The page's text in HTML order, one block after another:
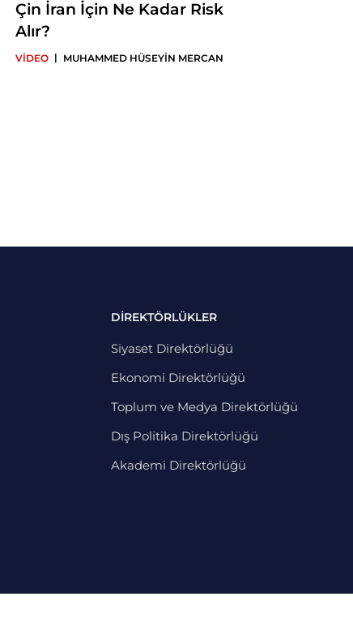
Çin İran İçin Ne Kadar Risk
Alır?
VİDEO | MUHAMMED HÜSEYİN MERCAN
DİREKTÖRLÜKLER
Siyaset Direktörlüğü
Ekonomi Direktörlüğü
Toplum ve Medya Direktörlüğü
Dış Politika Direktörlüğü
Akademi Direktörlüğü